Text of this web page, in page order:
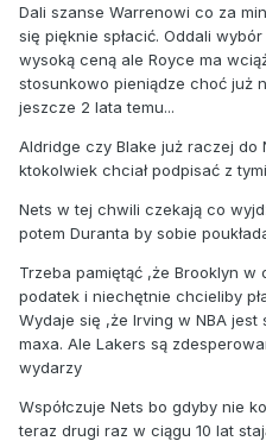
Dali szanse Warrenowi co za
się pięknie spłacić. Oddali
wysoką ceną ale Royce ma
stosunkowo pieniądze choć już
jeszcze 2 lata temu...
Aldridge czy Blake już raczej
ktokolwiek chciał podpisać z
Nets w tej chwili czekają co
potem Duranta by sobie
Trzeba pamiętąć ,że Brooklyn w
podatek i niechętnie chcieliby
Wydaje się ,że Irving w NBA
maxa. Ale Lakers są
wydarzy
Współczuje Nets bo gdyby nie
teraz drugi raz w ciągu 10 lat